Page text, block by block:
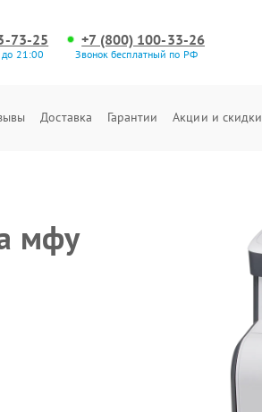
73-25
до 21:00
+7 (800) 100-33-26
Звонок бесплатный по РФ
Доставка Гарантии Акции и скидки
мфу